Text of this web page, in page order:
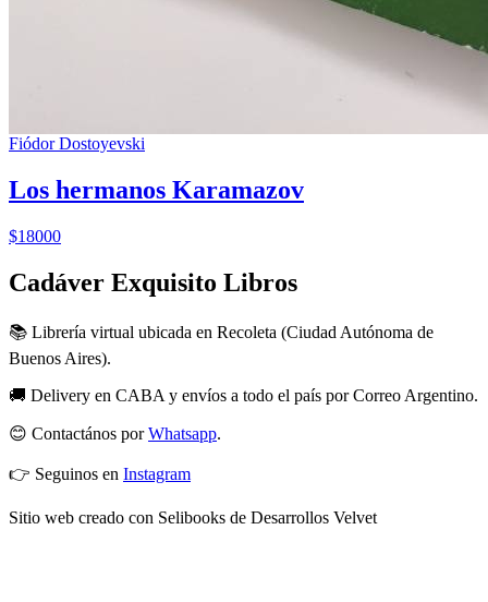
Fiódor Dostoyevski
Los hermanos Karamazov
$18000
Cadáver Exquisito Libros
📚 Librería virtual ubicada en Recoleta (Ciudad Autónoma de
Buenos Aires).
🚚 Delivery en CABA y envíos a todo el país por Correo Argentino.
😊 Contactános porWhatsapp.
👉 Seguinos en Instagram
Sitio web creado con Selibooks de Desarrollos Velvet